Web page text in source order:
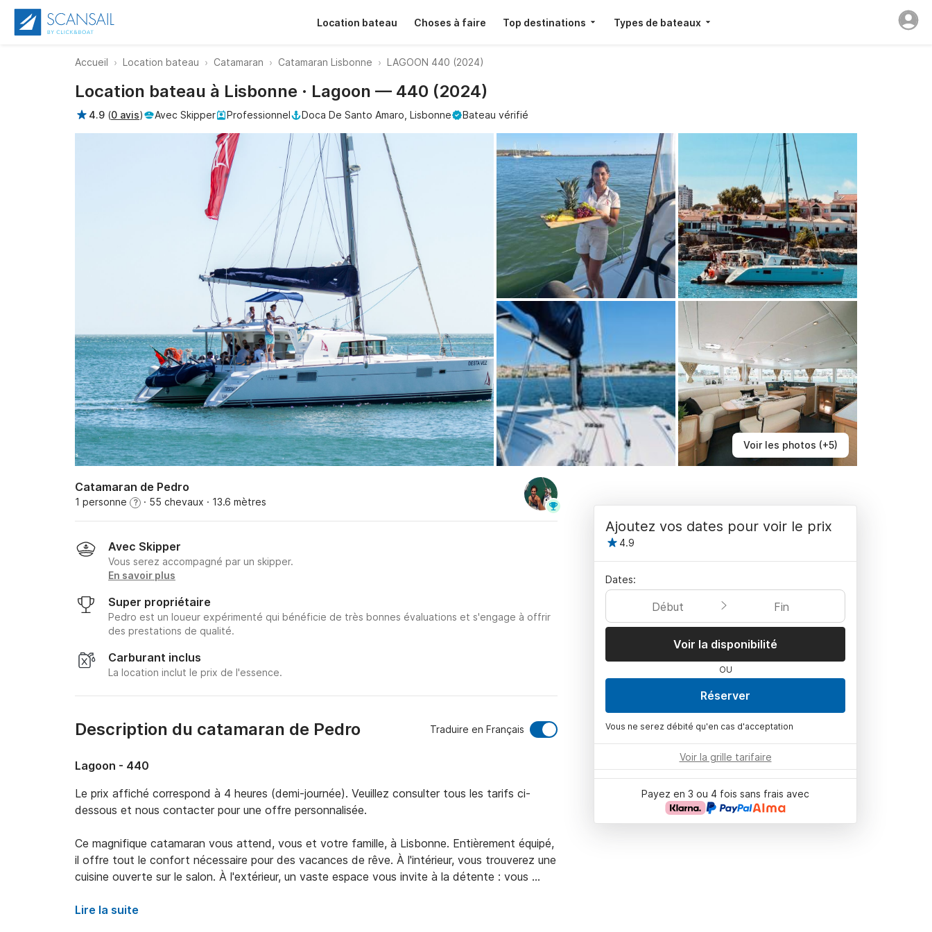
Location bateau Choses à faire Top destinations Types de bateaux
Accueil Location bateau Catamaran Catamaran Lisbonne LAGOON 440 (2024)
Voir les photos (+5)
Location bateau à Lisbonne · Lagoon — 440 (2024)
4.9 (0 avis) Avec Skipper Professionnel Doca De Santo Amaro, Lisbonne Bateau vérifié
Catamaran de Pedro
1 personne ? · 55 chevaux · 13.6 mètres
Avec Skipper
Vous serez accompagné par un skipper.
En savoir plus
Super propriétaire
Pedro est un loueur expérimenté qui bénéficie de très bonnes évaluations et s'engage à offrir
des prestations de qualité.
Carburant inclus
La location inclut le prix de l'essence.
Description du catamaran de Pedro Traduire en Français
Lagoon - 440
Le prix affiché correspond à 4 heures (demi-journée). Veuillez consulter tous les tarifs ci-
dessous et nous contacter pour une offre personnalisée.
Ce magnifique catamaran vous attend, vous et votre famille, à Lisbonne. Entièrement équipé,
il offre tout le confort nécessaire pour des vacances de rêve. À l'intérieur, vous trouverez une
cuisine ouverte sur le salon. À l'extérieur, un vaste espace vous invite à la détente : vous
le Portugal, pays des délicieux fruits de mer et du fado.
Lire la suite
Ajoutez vos dates pour voir le prix
4.9
Dates:
Début Fin
Voir la disponibilité
OU
Réserver
Vous ne serez débité qu'en cas d'acceptation
Voir la grille tarifaire
Payez en 3 ou 4 fois sans frais avec